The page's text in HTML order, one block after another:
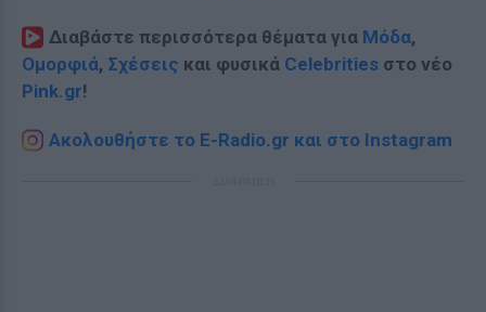
Διαβάστε περισσότερα θέματα για Μόδα,
Ομορφιά, Σχέσεις και φυσικά Celebrities στο νέο
Pink.gr!
Ακολουθήστε το E-Radio.gr και στο Instagram